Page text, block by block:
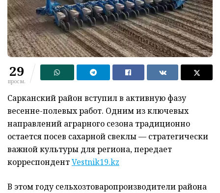
29
просм.
Сарканский район вступил в активную фазу
весенне-полевых работ. Одним из ключевых
направлений аграрного сезона традиционно
остается посев сахарной свеклы — стратегически
важной культуры для региона, передает
корреспондентVestnik19.kz
В этом году сельхозтоваропроизводители района